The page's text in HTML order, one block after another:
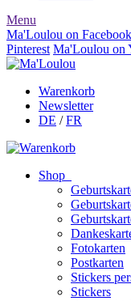
Menu
Ma'Loulou on Facebook
Pinterest Ma'Loulou on
Warenkorb
Newsletter
DE /FR
Shop
Fotokarten
Postkarten
Stickers
Stickers